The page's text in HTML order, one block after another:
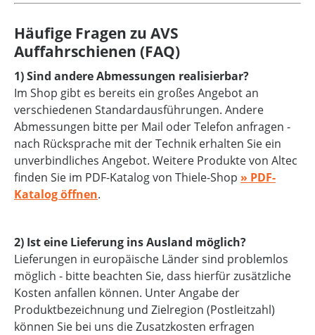
Häufige Fragen zu AVS
Auffahrschienen (FAQ)
1) Sind andere Abmessungen realisierbar?
Im Shop gibt es bereits ein großes Angebot an
verschiedenen Standardausführungen. Andere
Abmessungen bitte per Mail oder Telefon anfragen -
nach Rücksprache mit der Technik erhalten Sie ein
unverbindliches Angebot. Weitere Produkte von Altec
finden Sie im PDF-Katalog von Thiele-Shop » PDF-
Katalog öffnen.
2) Ist eine Lieferung ins Ausland möglich?
Lieferungen in europäische Länder sind problemlos
möglich - bitte beachten Sie, dass hierfür zusätzliche
Kosten anfallen können. Unter Angabe der
Produktbezeichnung und Zielregion (Postleitzahl)
können Sie bei uns die Zusatzkosten erfragen